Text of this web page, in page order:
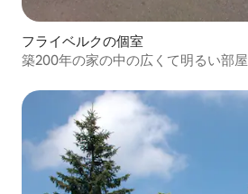
フライベルクの個室
築200年の家の中の広くて明るい部屋